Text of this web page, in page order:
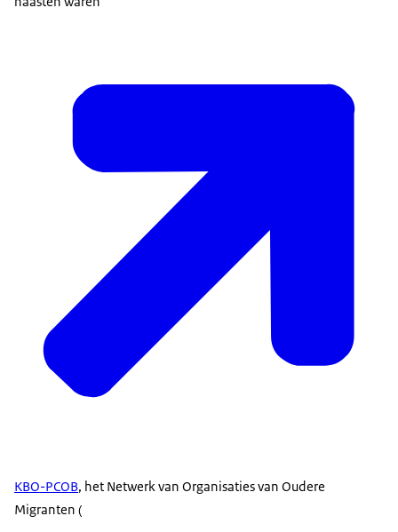
KBO-PCOB, het Netwerk van Organisaties van Oudere
Migranten (